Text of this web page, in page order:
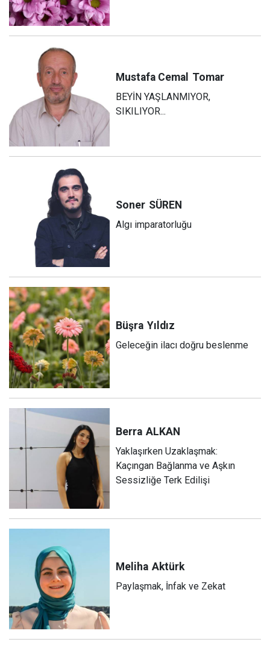
Mustafa Cemal Tomar
BEYİN YAŞLANMIYOR,
SIKILIYOR...
Soner SÜREN
Algı imparatorluğu
Büşra Yıldız
Geleceğin ilacı doğru beslenme
Berra ALKAN
Yaklaşırken Uzaklaşmak:
Kaçıngan Bağlanma ve Aşkın
Sessizliğe Terk Edilişi
Meliha Aktürk
Paylaşmak, İnfak ve Zekat